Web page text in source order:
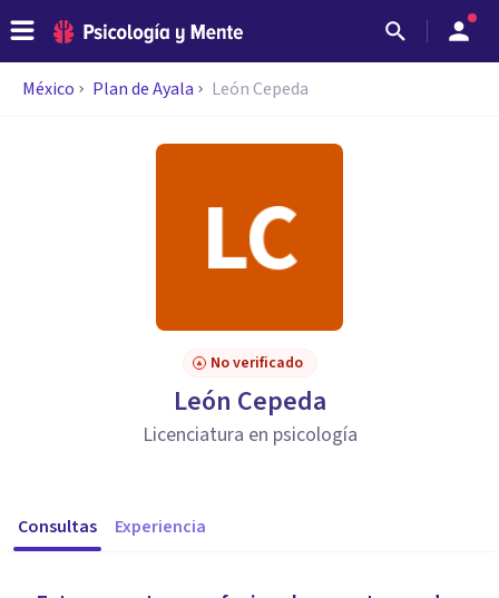
México Plan de Ayala León Cepeda
No verificado
León Cepeda
Licenciatura en psicología
Consultas Experiencia